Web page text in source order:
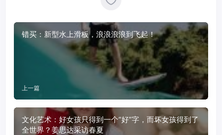
错买：新型水上滑板，浪浪浪浪到飞起！
上一篇
文化艺术：好女孩只得到一个“好”字，而坏女孩得到了
全世界？姜思达采访春夏